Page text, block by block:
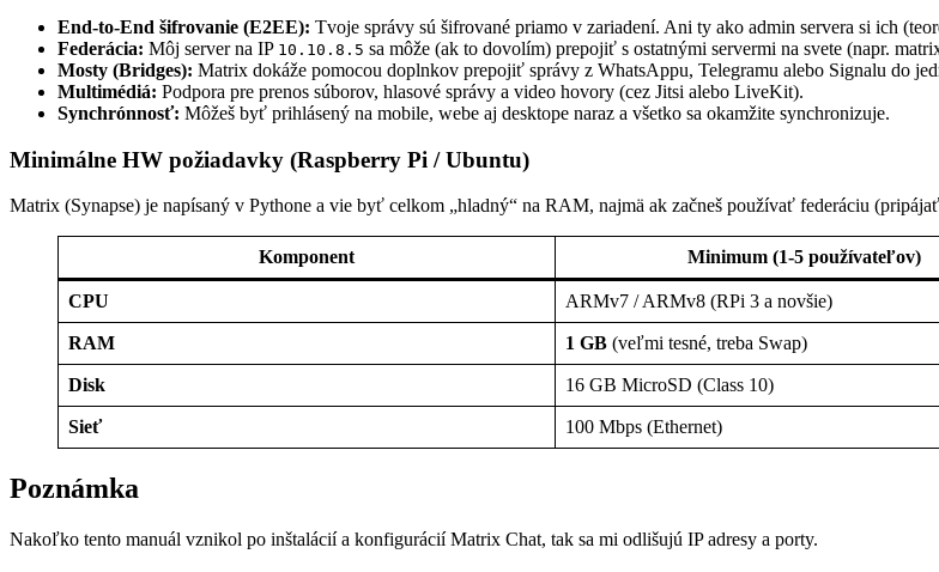
End-to-End šifrovanie (E2EE): Tvoje správy sú šifrované priamo v zariadení. Ani ty ako admin servera si ich
Federácia: Môj server na IP 10.10.8.5 sa môže (ak to dovolím) prepojiť s ostatnými servermi na svete (napr.
Mosty (Bridges): Matrix dokáže pomocou doplnkov prepojiť správy z WhatsAppu, Telegramu alebo Signalu do
Multimédiá: Podpora pre prenos súborov, hlasové správy a video hovory (cez Jitsi alebo LiveKit).
Synchrónnosť: Môžeš byť prihlásený na mobile, webe aj desktope naraz a všetko sa okamžite synchronizuje.
Minimálne HW požiadavky (Raspberry Pi / Ubuntu)
Matrix (Synapse) je napísaný v Pythone a vie byť celkom „hladný“ na RAM, najmä ak začneš používať federáciu
Komponent Minimum (1-5 používateľov)
CPU ARMv7 / ARMv8 (RPi 3 a novšie)
RAM 1 GB (veľmi tesné, treba Swap)
Disk 16 GB MicroSD (Class 10)
Sieť 100 Mbps (Ethernet)
Poznámka
Nakoľko tento manuál vznikol po inštalácií a konfigurácií Matrix Chat, tak sa mi odlišujú IP adresy a porty.